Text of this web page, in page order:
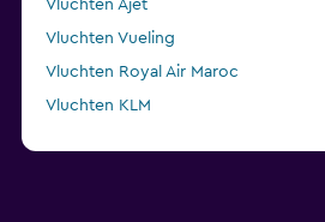
Vluchten Ajet
Vluchten Vueling
Vluchten Royal Air Maroc
Vluchten KLM